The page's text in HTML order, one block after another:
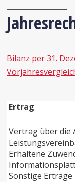
Bilanz per 31.
Ertrag
Vertrag über die
Erhaltene
Sonstige Erträge